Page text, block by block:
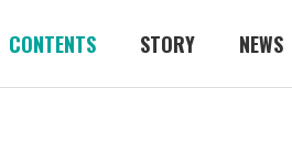
CONTENTS STORY NEWS